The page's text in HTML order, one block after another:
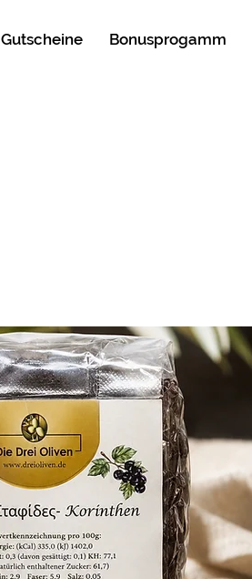
Gutscheine Bonusprogamm